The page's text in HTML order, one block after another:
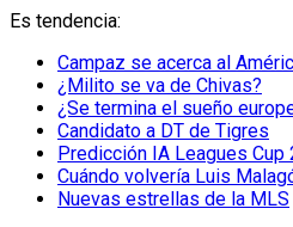
Es tendencia:
Campaz se acerca al
¿Milito se va de Chivas?
¿Se termina el sueño
Candidato a DT de Tigres
Predicción IA Leagues Cup
Cuándo volvería Luis
Nuevas estrellas de la MLS